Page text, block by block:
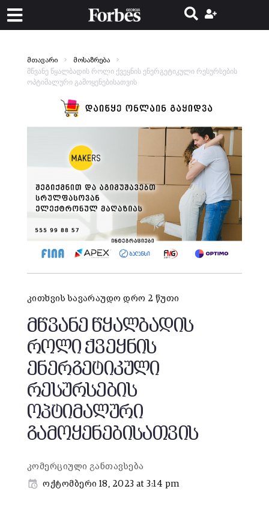
მთავარი მოსაზრება
მწვანე წყალბადის როლი ქვეყნის ენერგეტიკული რესურსების
ოპტიმალური გამოყენებისათვის
კითხვის სავარაუდო დრო 2 წუთი
მწვანე წყალბადის
როლი ქვეყნის
ენერგეტიკული
რესურსების
ოპტიმალური
გამოყენებისათვის
კომერციული განთავსება
ოქტომბერი 18, 2023 at 3:14 pm